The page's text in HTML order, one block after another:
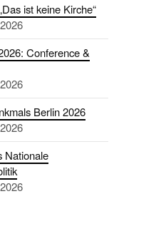
ist keine Kirche“
Conference &
Berlin 2026
Nationale